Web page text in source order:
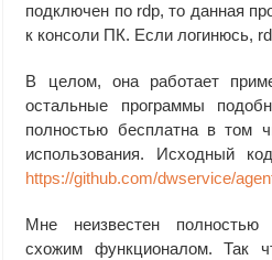
подключен по rdp, то данная
к консоли ПК. Если логинюсь,
В целом, она работает
остальные программы
полностью бесплатна в том
использования. Исходный
https://github.com/dwservice/
Мне неизвестен
схожим функционалом. Так